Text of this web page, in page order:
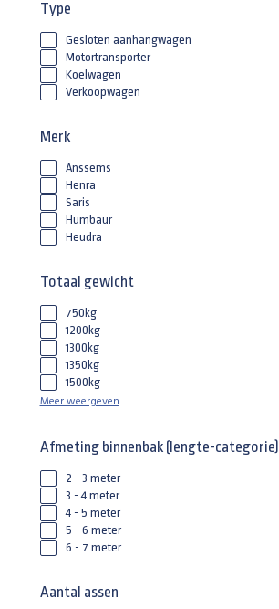
Type
Gesloten aanhangwagen
Motortransporter
Koelwagen
Verkoopwagen
Merk
Anssems
Henra
Saris
Humbaur
Heudra
Totaal gewicht
750kg
1200kg
1300kg
1350kg
1500kg
Meer weergeven
Afmeting binnenbak (lengte-categorie)
2 - 3 meter
3 - 4 meter
4 - 5 meter
5 - 6 meter
6 - 7 meter
Aantal assen